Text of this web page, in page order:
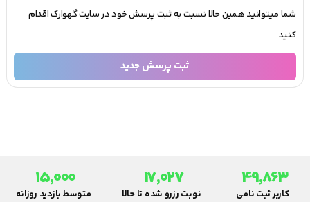
شما میتوانید همین حالا نسبت به ثبت پرسش خود در سایت گهوارک اقدام
کنید
ثبت پرسش جدید
49,863
کاربر ثبت نامی
17,027
نوبت رزرو شده تا حالا
15,000
متوسط بازدید روزانه